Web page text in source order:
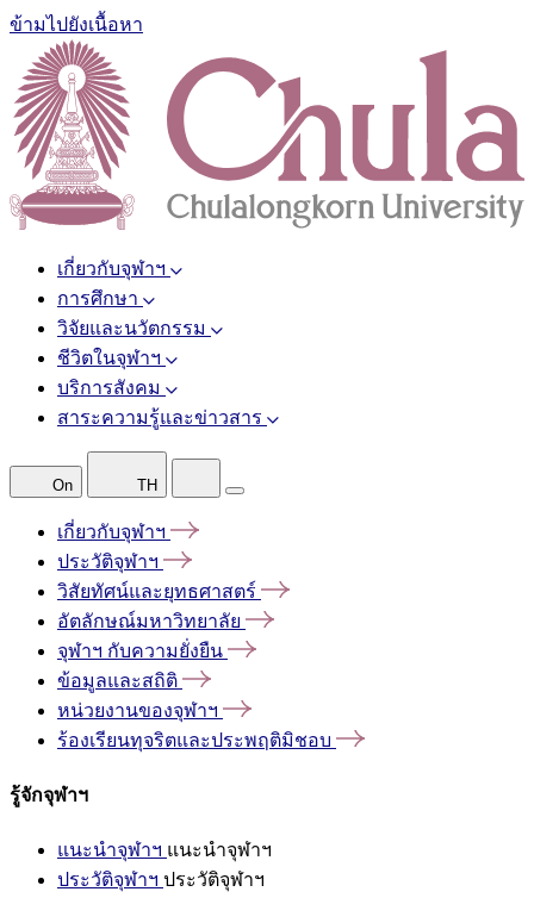
ข้ามไปยังเนื้อหา
เกี่ยวกับจุฬาฯ
การศึกษา
วิจัยและนวัตกรรม
ชีวิตในจุฬาฯ
บริการสังคม
สาระความรู้และข่าวสาร
On TH
เกี่ยวกับจุฬาฯ
ประวัติจุฬาฯ
วิสัยทัศน์และยุทธศาสตร์
อัตลักษณ์มหาวิทยาลัย
จุฬาฯ กับความยั่งยืน
ข้อมูลและสถิติ
หน่วยงานของจุฬาฯ
ร้องเรียนทุจริตและประพฤติมิชอบ
รู้จักจุฬาฯ
แนะนำจุฬาฯ แนะนำจุฬาฯ
ประวัติจุฬาฯ ประวัติจุฬาฯ